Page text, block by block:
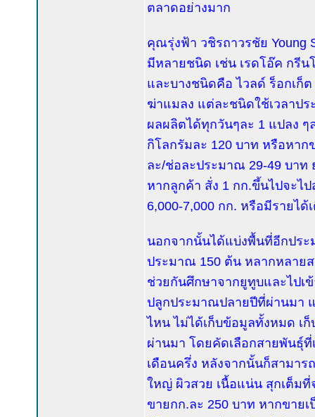
ตลาดอย่างมาก
คุณรุ่งฟ้า วชิรถาวรชัย Young
มีหลายชนิด เช่น เรดโอ๊ค กรีน
และบางชนิดคือ ไวลด์ ร็อกเก็
ฆ่าแมลง แต่ละชนิดใช้เวลาปร
ผลผลิตได้ทุกวันๆละ 1 แปลง
กิโลกรัมละ 120 บาท หรือหา
ละ/ช่อละประมาณ 29-49 บาท
หากลูกค้า สั่ง 1 กก.ขึ้นไปจะไ
6,000-7,000 กก. หรือมีรายไ
นอกจากนั้นได้แบ่งพื้นที่อีกประ
ประมาณ 150 ต้น หลากหลาย
ช่วยกันศึกษาจากยูทูบและไปเ
ปลูกประมาณปลายปีที่ผ่านมา
ไหน ไม่ได้เก็บข้อมูลทั้งหมด เ
ผ่านมา โดยคัดเลือกสายพันธุ์
เดือนครึ่ง หลังจากนั้นก็สามา
ใหญ่ ผิวสวย เนื้อแน่น สุกเต็ม
ขายกก.ละ 250 บาท หากขาย